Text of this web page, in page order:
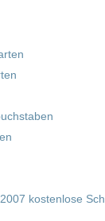
kostenlose